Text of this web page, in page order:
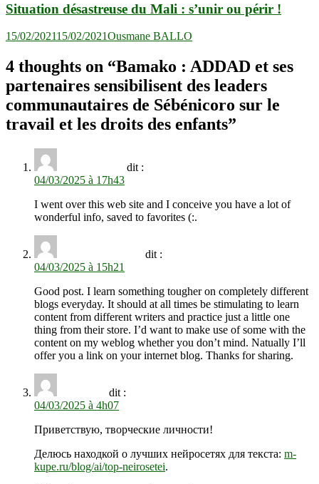
Situation désastreuse du Mali : s’unir ou périr !
15/02/202115/02/2021Ousmane BALLO
4 thoughts on “Bamako : ADDAD et ses
partenaires sensibilisent des leaders
communautaires de Sébénicoro sur le
travail et les droits des enfants”
dit :
04/03/2025 à 17h43
I went over this web site and I conceive you have a lot of
wonderful info, saved to favorites (:.
dit :
04/03/2025 à 15h21
Good post. I learn something tougher on completely different
blogs everyday. It should at all times be stimulating to learn
content from different writers and practice just a little one
thing from their store. I’d want to make use of some with the
content on my weblog whether you don’t mind. Natually I’ll
offer you a link on your internet blog. Thanks for sharing.
dit :
04/03/2025 à 4h07
Приветствую, творческие личности!
Делюсь находкой о лучших нейросетях для текста: m-
kupe.ru/blog/ai/top-neirosetei.